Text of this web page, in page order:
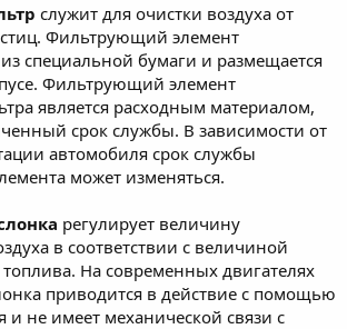
служит для очистки воздуха от
Фильтрующий элемент
из специальной бумаги и размещается
Фильтрующий элемент
является расходным материалом,
срок службы. В зависимости от
автомобиля срок службы
может изменяться.
регулирует величину
в соответствии с величиной
На современных двигателях
приводится в действие с помощью
и не имеет механической связи с